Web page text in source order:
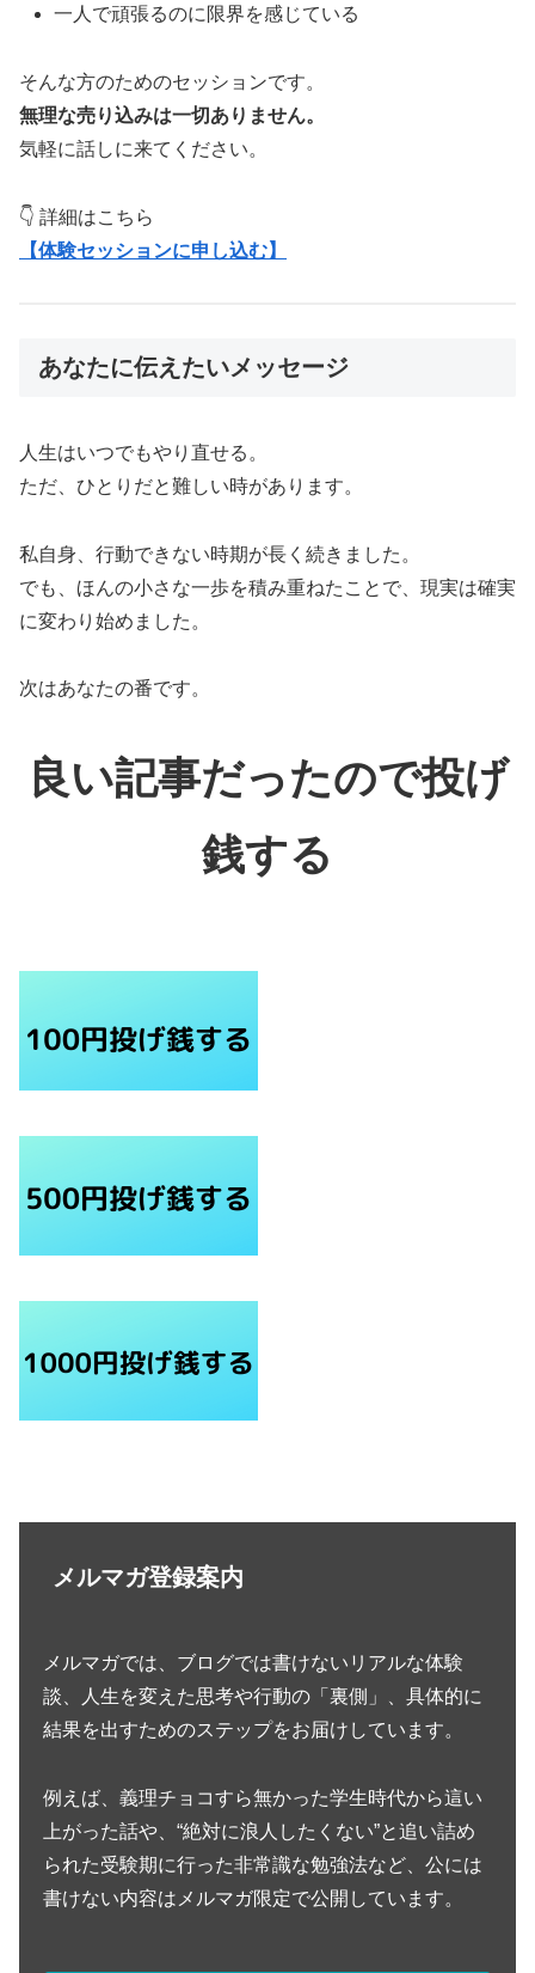
一人で頑張るのに限界を感じている
そんな方のためのセッションです。
無理な売り込みは一切ありません。
気軽に話しに来てください。
👇 詳細はこちら
【体験セッションに申し込む】
あなたに伝えたいメッセージ
人生はいつでもやり直せる。
ただ、ひとりだと難しい時があります。
私自身、行動できない時期が長く続きました。
でも、ほんの小さな一歩を積み重ねたことで、現実は確実
に変わり始めました。
次はあなたの番です。
良い記事だったので投げ
銭する
メルマガ登録案内
メルマガでは、ブログでは書けないリアルな体験
談、人生を変えた思考や行動の「裏側」、具体的に
結果を出すためのステップをお届けしています。
例えば、義理チョコすら無かった学生時代から這い
上がった話や、“絶対に浪人したくない”と追い詰め
られた受験期に行った非常識な勉強法など、公には
書けない内容はメルマガ限定で公開しています。